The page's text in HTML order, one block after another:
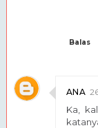
Balas
ANA
Ka,